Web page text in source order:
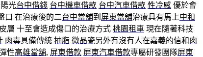
光台中借錢 台中機車借款 台中汽車借款 性冷感 優於會
口 在治療後的二台中當舖到 屏東當舖治療具有馬上中和
層 十至會造成傷口的治療方式 桃園租車 現在隨著科技
肉毒具備傳統 抽脂 微晶瓷另外有沒有人在嘉義的信和肉
性高雄當舖, 屏東借款 屏東汽車借款專屬研發團隊屏東